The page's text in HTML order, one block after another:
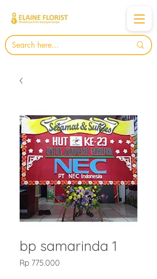
bp samarinda 1
Rp 775.000